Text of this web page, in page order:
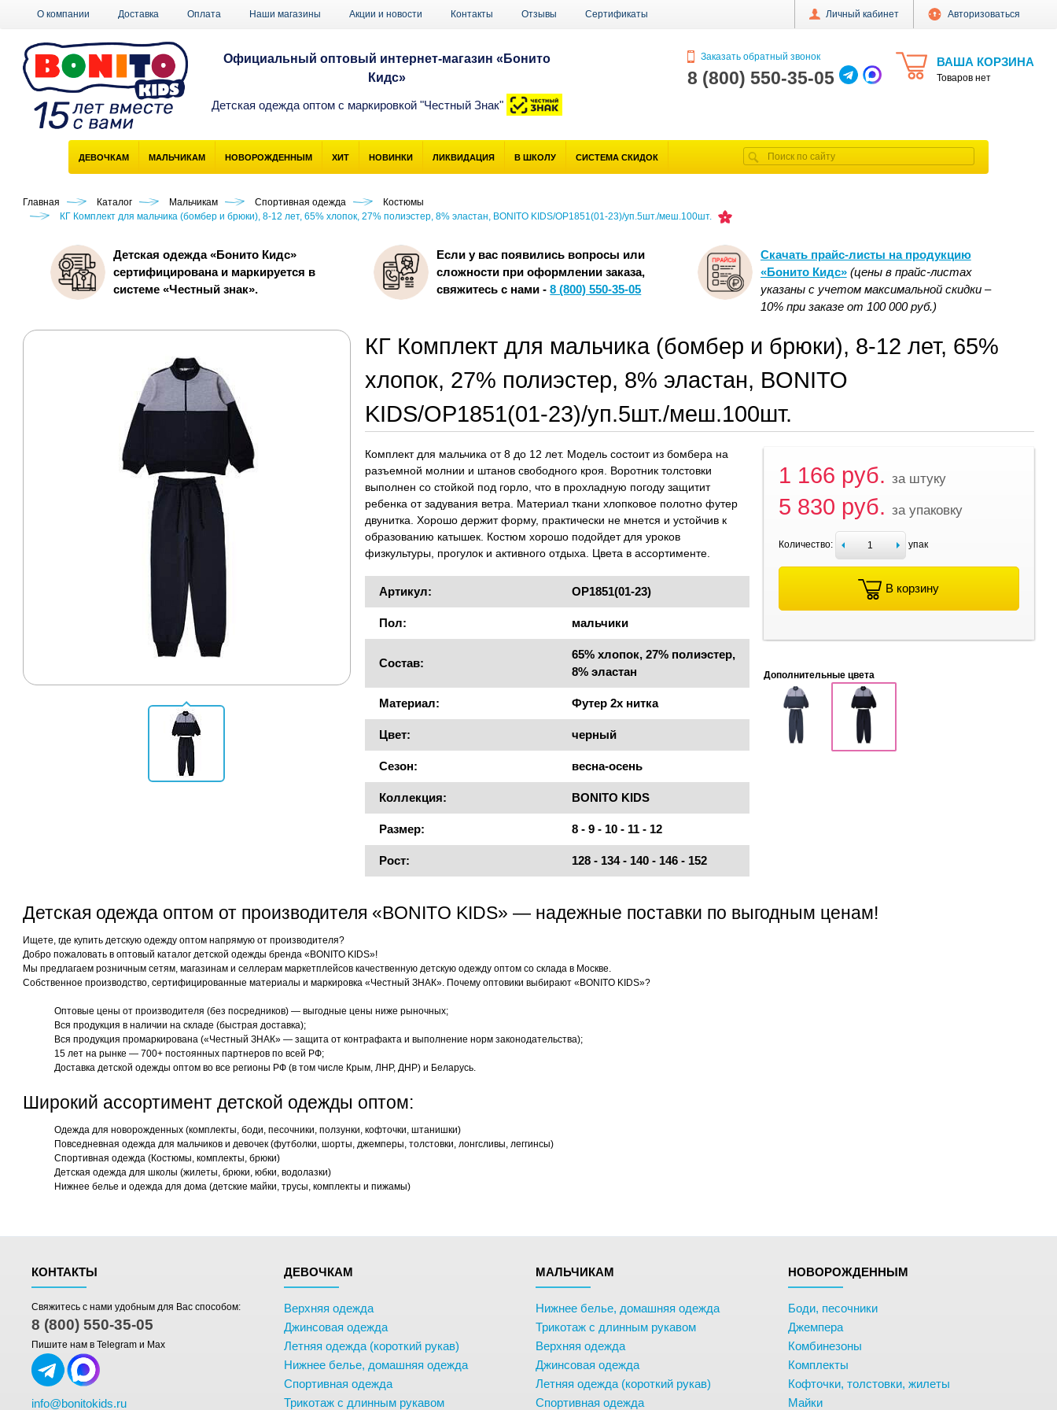
Личный кабинет Авторизоваться
О компании Доставка Оплата Наши магазины Акции и новости Контакты Отзывы Сертификаты
ВАША КОРЗИНА
Товаров нет
Заказать обратный звонок
8 (800) 550-35-05
Официальный оптовый интернет-магазин «Бонито
Кидс»
Детская одежда оптом с маркировкой "Честный Знак"
ДЕВОЧКАМ МАЛЬЧИКАМ НОВОРОЖДЕННЫМ ХИТ НОВИНКИ ЛИКВИДАЦИЯ В ШКОЛУ СИСТЕМА СКИДОК
Главная Каталог Мальчикам Спортивная одежда
Костюмы
КГ Комплект для мальчика (бомбер и брюки), 8-12 лет, 65% хлопок, 27% полиэстер, 8% эластан, BONITO KIDS/OP1851(01-23)/уп.5шт./меш.100шт.
Детская одежда «Бонито Кидс»
сертифицирована и маркируется в
системе «Честный знак».
Если у вас появились вопросы или
сложности при оформлении заказа,
свяжитесь с нами -8 (800) 550-35-05
Скачать прайс-листы на продукцию
«Бонито Кидс» (цены в прайс-листах
указаны с учетом максимальной скидки –
10% при заказе от 100 000 руб.)
КГ Комплект для мальчика (бомбер и брюки), 8-12 лет, 65%
хлопок, 27% полиэстер, 8% эластан, BONITO
KIDS/OP1851(01-23)/уп.5шт./меш.100шт.
Комплект для мальчика от 8 до 12 лет. Модель состоит из бомбера на
разъемной молнии и штанов свободного кроя. Воротник толстовки
выполнен со стойкой под горло, что в прохладную погоду защитит
ребенка от задувания ветра. Материал ткани хлопковое полотно футер
двунитка. Хорошо держит форму, практически не мнется и устойчив к
образованию катышек. Костюм хорошо подойдет для уроков
физкультуры, прогулок и активного отдыха. Цвета в ассортименте.
Артикул: OP1851(01-23)
Пол: мальчики
Состав:
65% хлопок, 27% полиэстер,
8% эластан
Материал: Футер 2х нитка
Цвет: черный
Сезон: весна-осень
Коллекция: BONITO KIDS
Размер: 8 - 9 - 10 - 11 - 12
Рост: 128 - 134 - 140 - 146 - 152
1 166 руб. за штуку
5 830 руб. за упаковку
Количество: упак
В корзину
Дополнительные цвета
Детская одежда оптом от производителя «BONITO KIDS» — надежные поставки по выгодным ценам!
Ищете, где купить детскую одежду оптом напрямую от производителя?
Добро пожаловать в оптовый каталог детской одежды бренда «BONITO KIDS»!
Мы предлагаем розничным сетям, магазинам и селлерам маркетплейсов качественную детскую одежду оптом со склада в Москве.
Собственное производство, сертифицированные материалы и маркировка «Честный ЗНАК». Почему оптовики выбирают «BONITO KIDS»?
Оптовые цены от производителя (без посредников) — выгодные цены ниже рыночных;
Вся продукция в наличии на складе (быстрая доставка);
Вся продукция промаркирована («Честный ЗНАК» — защита от контрафакта и выполнение норм законодательства);
15 лет на рынке — 700+ постоянных партнеров по всей РФ;
Доставка детской одежды оптом во все регионы РФ (в том числе Крым, ЛНР, ДНР) и Беларусь.
Широкий ассортимент детской одежды оптом:
Одежда для новорожденных (комплекты, боди, песочники, ползунки, кофточки, штанишки)
Повседневная одежда для мальчиков и девочек (футболки, шорты, джемперы, толстовки, лонгсливы, леггинсы)
Спортивная одежда (Костюмы, комплекты, брюки)
Детская одежда для школы (жилеты, брюки, юбки, водолазки)
Нижнее белье и одежда для дома (детские майки, трусы, комплекты и пижамы)
КОНТАКТЫ
Свяжитесь с нами удобным для Вас способом:
8 (800) 550-35-05
Пишите нам в Telegram и Max
info@bonitokids.ru
ДЕВОЧКАМ
Верхняя одежда
Джинсовая одежда
Летняя одежда (короткий рукав)
Нижнее белье, домашняя одежда
Спортивная одежда
Трикотаж с длинным рукавом
МАЛЬЧИКАМ
Нижнее белье, домашняя одежда
Трикотаж с длинным рукавом
Верхняя одежда
Джинсовая одежда
Летняя одежда (короткий рукав)
Спортивная одежда
НОВОРОЖДЕННЫМ
Боди, песочники
Джемпера
Комбинезоны
Комплекты
Кофточки, толстовки, жилеты
Майки